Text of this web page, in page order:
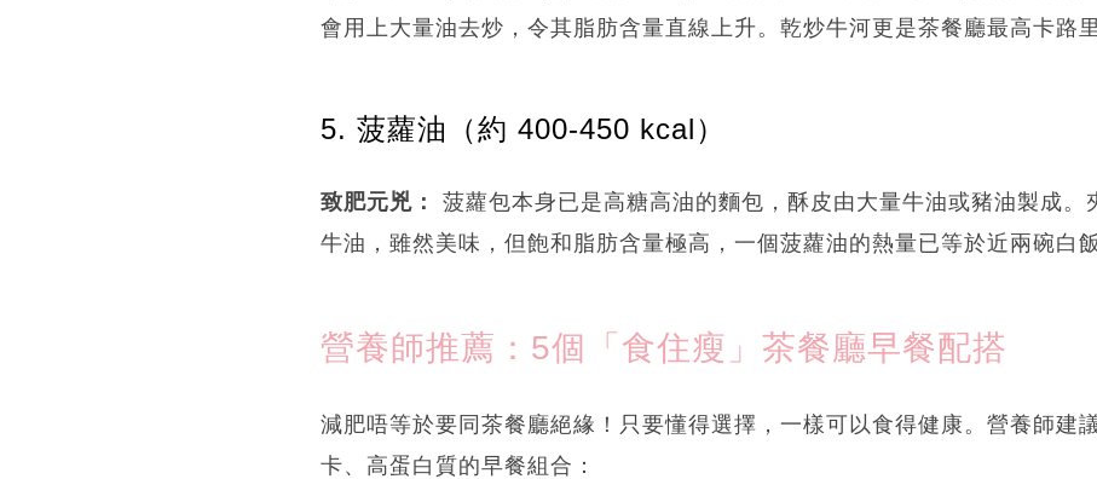
會用上大量油去炒，令其脂肪含量直線上升。乾炒牛河更是茶餐廳最高卡路
5. 菠蘿油（約 400-450 kcal）
致肥元兇：
菠蘿包本身已是高糖高油的麵包，酥皮由大量牛油或豬油製成。
牛油，雖然美味，但飽和脂肪含量極高，一個菠蘿油的熱量已等於近兩碗白飯
營養師推薦：5個「食住瘦」茶餐廳早餐配搭
減肥唔等於要同茶餐廳絕緣！只要懂得選擇，一樣可以食得健康。營養師建
卡、高蛋白質的早餐組合：